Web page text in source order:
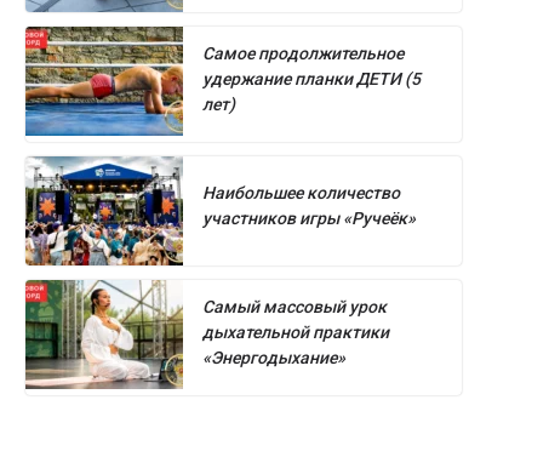
Самое продолжительное
удержание планки ДЕТИ (5
лет)
Наибольшее количество
участников игры «Ручеёк»
Самый массовый урок
дыхательной практики
«Энергодыхание»